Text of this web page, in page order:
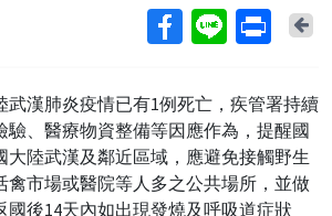
武漢肺炎疫情已有1例死亡，疾管署持續
驗、醫療物資整備等因應作為，提醒國
大陸武漢及鄰近區域，應避免接觸野生
禽市場或醫院等人多之公共場所，並做
國後14天內如出現發燒及呼吸道症狀